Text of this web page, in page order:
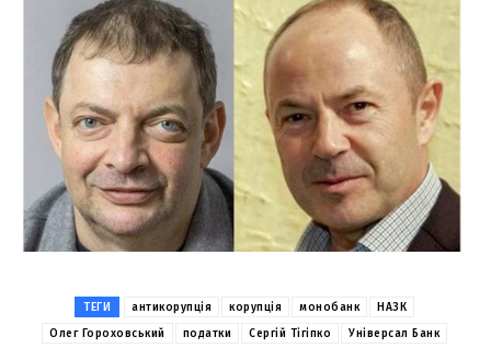
ТЕГИ антикорупція корупція монобанк
НАЗК
Олег Гороховський
податки Сергій Тігіпко
Універсал Банк